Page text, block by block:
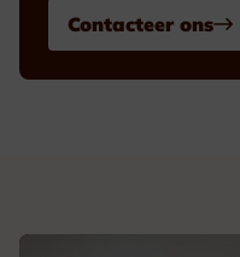
Contacteer ons